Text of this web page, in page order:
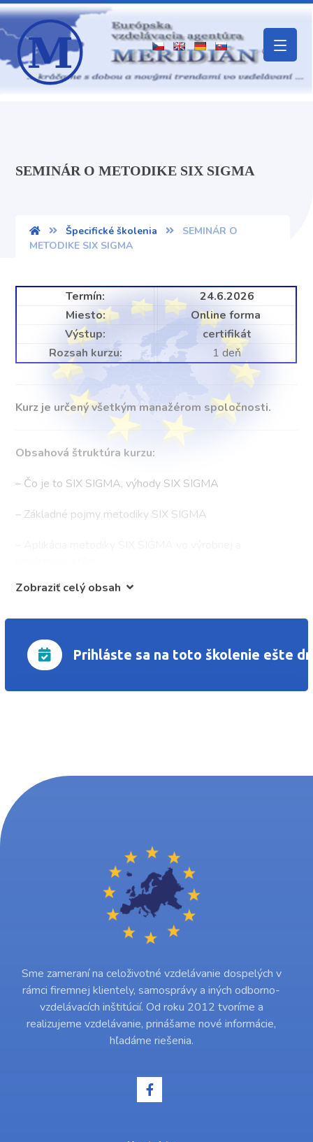
SEMINÁR O METODIKE SIX SIGMA
Špecifické školenia
SEMINÁR O
METODIKE SIX SIGMA
Termín:
24.6.2026
Miesto:
Online forma
Výstup:
certifikát
Rozsah kurzu:
1 deň
Kurz je určený všetkým manažérom spoločnosti.
Obsahová štruktúra kurzu:
– Čo je to SIX SIGMA, výhody SIX SIGMA
– Základné pojmy metodiky SIX SIGMA
– Hlavné etapy metodiky SIX SIGMA
Zobraziť celý obsah
Prihláste sa na toto školenie ešte
Sme zameraní na celoživotné vzdelávanie dospelých v
rámci firemnej klientely, samosprávy a iných odborno-
vzdelávacích inštitúcií. Od roku 2012 tvoríme a
realizujeme vzdelávanie, prinášame nové informácie,
hľadáme riešenia.